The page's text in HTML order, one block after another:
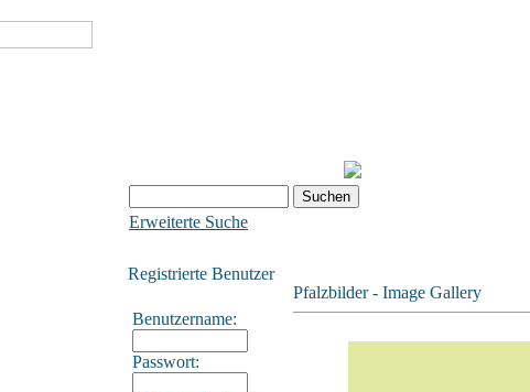
Erweiterte Suche
Registrierte Benutzer
Benutzername:
Passwort:
Pfalzbilder - Image Gallery